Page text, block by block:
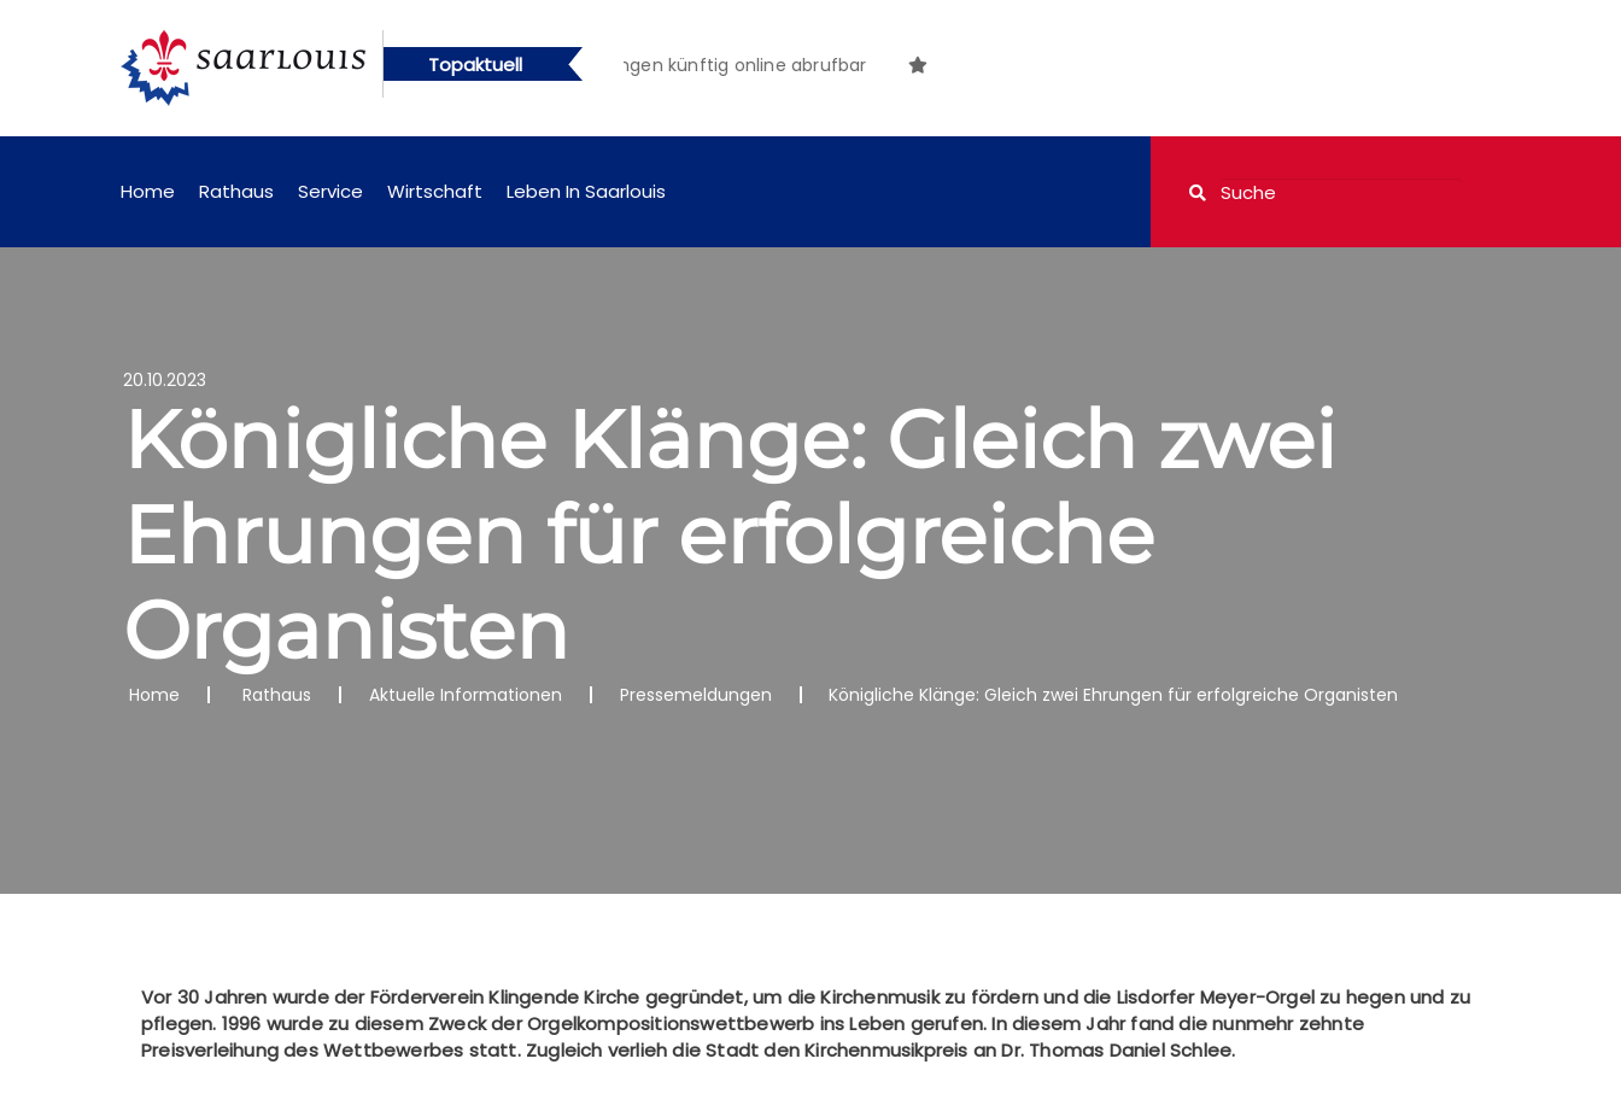
Topaktuell
künftig online abrufbar Öffentliche Bekanntmachungen künftig online abrufbar
Home Rathaus Service Wirtschaft Leben In Saarlouis
20.10.2023
Königliche Klänge: Gleich zwei
Ehrungen für erfolgreiche
Organisten
Home Rathaus Aktuelle Informationen Pressemeldungen Königliche Klänge: Gleich zwei Ehrungen für erfolgreiche Organisten
Vor 30 Jahren wurde der Förderverein Klingende Kirche gegründet, um die Kirchenmusik zu fördern und die Lisdorfer Meyer-Orgel zu hegen und zu
pflegen. 1996 wurde zu diesem Zweck der Orgelkompositionswettbewerb ins Leben gerufen. In diesem Jahr fand die nunmehr zehnte
Preisverleihung des Wettbewerbes statt. Zugleich verlieh die Stadt den Kirchenmusikpreis an Dr. Thomas Daniel Schlee.